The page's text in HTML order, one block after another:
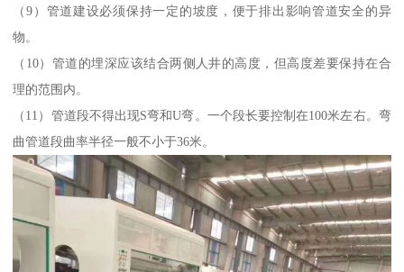
（9）管道建设必须保持一定的坡度，便于排出影响管道安全的异
物。
（10）管道的埋深应该结合两侧人井的高度，但高度差要保持在合
理的范围内。
（11）管道段不得出现S弯和U弯。一个段长要控制在100米左右。弯
曲管道段曲率半径一般不小于36米。